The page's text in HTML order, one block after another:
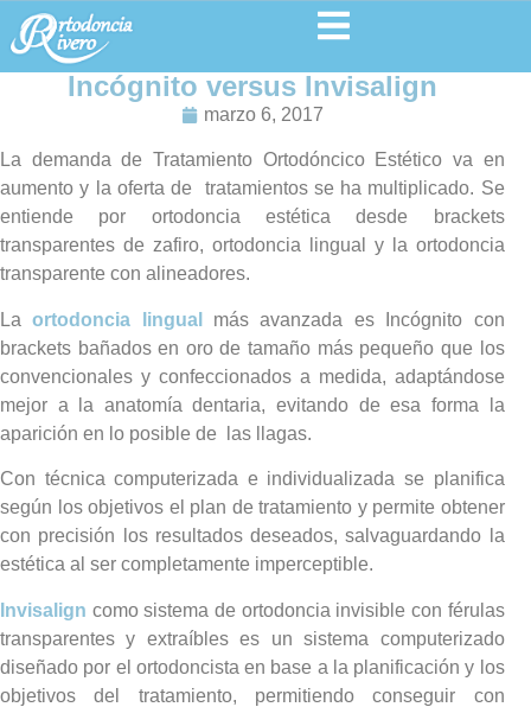
Incógnito versus Invisalign
marzo 6, 2017
La demanda de Tratamiento Ortodóncico Estético va en
aumento y la oferta de tratamientos se ha multiplicado. Se
entiende por ortodoncia estética desde brackets
transparentes de zafiro, ortodoncia lingual y la ortodoncia
transparente con alineadores.
Laortodoncia lingual
más avanzada es Incógnito con
brackets bañados en oro de tamaño más pequeño que los
convencionales y confeccionados a medida, adaptándose
mejor a la anatomía dentaria, evitando de esa forma la
aparición en lo posible de las llagas.
Con técnica computerizada e individualizada se planifica
según los objetivos el plan de tratamiento y permite obtener
con precisión los resultados deseados, salvaguardando la
estética al ser completamente imperceptible.
Invisalign como sistema de ortodoncia invisible con férulas
transparentes y extraíbles es un sistema computerizado
diseñado por el ortodoncista en base a la planificación y los
objetivos del tratamiento, permitiendo conseguir con